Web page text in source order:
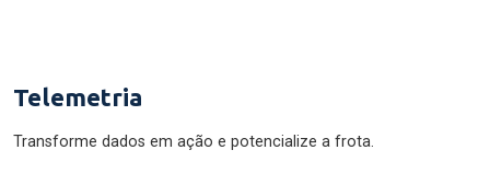
Telemetria
Transforme dados em ação e potencialize a frota.